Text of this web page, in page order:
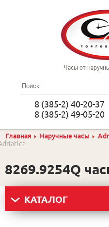
8 (385-2) 40-20-37
8 (385-2) 49-05-20
Часы от
Главная Наручные часы
8269.9254Q
КАТАЛОГ